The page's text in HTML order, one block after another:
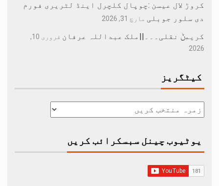
کروڑ لال عیسن :چوپال کلچرل اینڈ لٹریری فورم
دی سلور جوبلی مارچ 31, 2026
کریمݨ نقلی۔۔۔||ملک عبداللہ عرفان
فروری 10,
2026
کیٹگریز
یوٹیوب چینل سبسکرائب کریں